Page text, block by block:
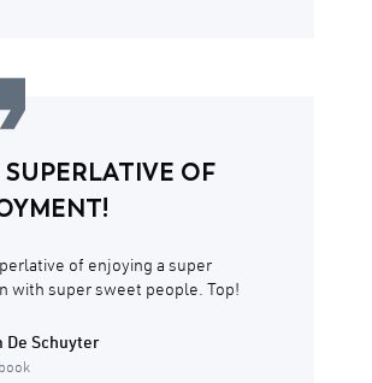
OF
of enjoying a super
with super sweet people. Top!
De Schuyter